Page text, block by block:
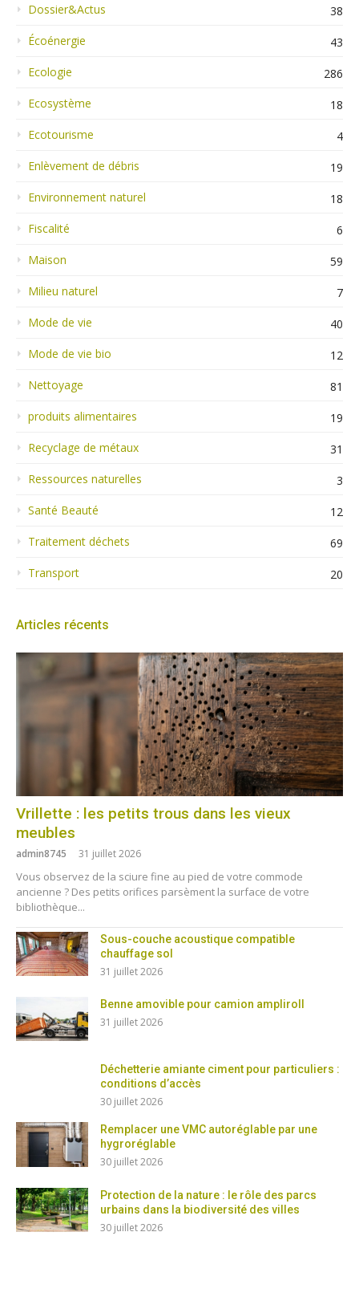
Dossier&Actus
38
Écoénergie
43
Ecologie
286
Ecosystème
18
Ecotourisme
4
Enlèvement de débris
19
Environnement naturel
18
Fiscalité
6
Maison
59
Milieu naturel
7
Mode de vie
40
Mode de vie bio
12
Nettoyage
81
produits alimentaires
19
Recyclage de métaux
31
Ressources naturelles
3
Santé Beauté
12
Traitement déchets
69
Transport
20
Articles récents
Vrillette : les petits trous dans les vieux
meubles
admin8745 31 juillet 2026
Vous observez de la sciure fine au pied de votre commode
ancienne ? Des petits orifices parsèment la surface de votre
bibliothèque...
Sous-couche acoustique compatible
chauffage sol
31 juillet 2026
Benne amovible pour camion ampliroll
31 juillet 2026
Déchetterie amiante ciment pour particuliers :
conditions d’accès
30 juillet 2026
Remplacer une VMC autoréglable par une
hygroréglable
30 juillet 2026
Protection de la nature : le rôle des parcs
urbains dans la biodiversité des villes
30 juillet 2026